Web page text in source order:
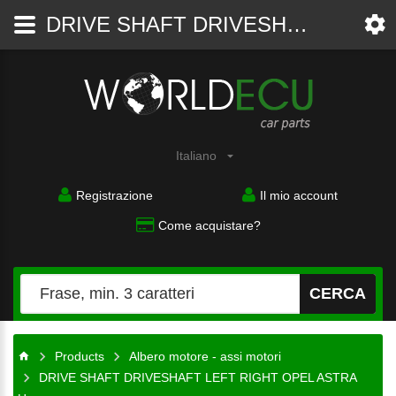
Ricambi
auto
Italiano
Registrazione Il mio account
Come acquistare?
CERCA
Products
Albero motore - assi motori
DRIVE SHAFT DRIVESHAFT LEFT RIGHT OPEL ASTRA
DRIVE SHAFT DRIVESHAFT LEFT RIGHT OPEL ASTRA H 3 III 1.4 Z14XEP 1.6 Z16XEP Z16XE1 Z16XER 1.8 Z18XE Z18XER - Albero motore - assi motori - WorldECU